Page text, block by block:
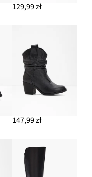
129,99 zł
147,99 zł